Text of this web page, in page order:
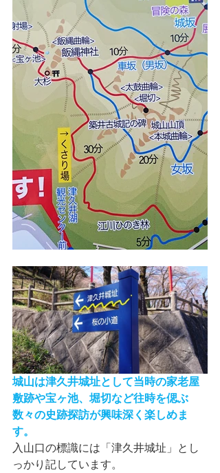
城山は津久井城址として当時の家老屋
敷跡や宝ヶ池、堀切など往時を偲ぶ
数々の史跡探訪が興味深く楽しめま
す。
入山口の標識には「津久井城址」とし
っかり記しています。